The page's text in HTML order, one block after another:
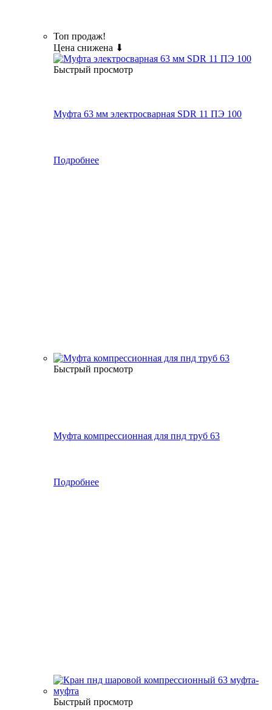
Топ продаж!
Цена снижена ⬇
Быстрый просмотр
Муфта 63 мм электросварная SDR 11 ПЭ 100
Подробнее
Быстрый просмотр
Муфта компрессионная для пнд труб 63
Подробнее
Быстрый просмотр